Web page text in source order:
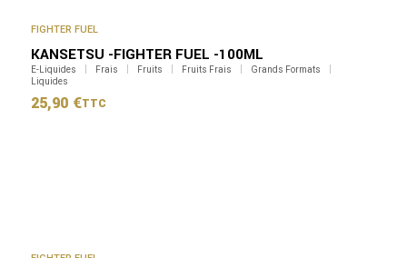
FIGHTER FUEL
KANSETSU -FIGHTER FUEL -100ML
E-Liquides Frais Fruits Fruits Frais
Grands Formats
Liquides
25,90 €TTC